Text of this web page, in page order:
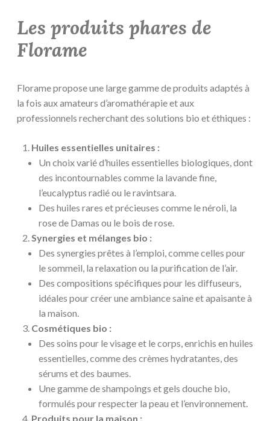
Les produits phares de
Florame
Florame propose une large gamme de produits adaptés à
la fois aux amateurs d’aromathérapie et aux
professionnels recherchant des solutions bio et éthiques :
Huiles essentielles unitaires :
Un choix varié d’huiles essentielles biologiques, dont
des incontournables comme la lavande fine,
l’eucalyptus radié ou le ravintsara.
Des huiles rares et précieuses comme le néroli, la
rose de Damas ou le bois de rose.
Synergies et mélanges bio :
Des synergies prêtes à l’emploi, comme celles pour
le sommeil, la relaxation ou la purification de l’air.
Des compositions spécifiques pour les diffuseurs,
idéales pour créer une ambiance saine et apaisante à
la maison.
Cosmétiques bio :
Des soins pour le visage et le corps, enrichis en huiles
essentielles, comme des crèmes hydratantes, des
sérums et des baumes.
Une gamme de shampoings et gels douche bio,
formulés pour respecter la peau et l’environnement.
Produits pour la maison :